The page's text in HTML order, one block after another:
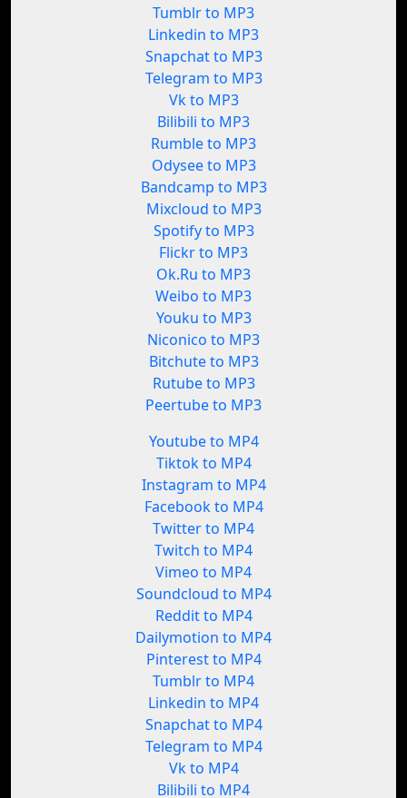
Tumblr to MP3
Linkedin to MP3
Snapchat to MP3
Telegram to MP3
Vk to MP3
Bilibili to MP3
Rumble to MP3
Odysee to MP3
Bandcamp to MP3
Mixcloud to MP3
Spotify to MP3
Flickr to MP3
Ok.Ru to MP3
Weibo to MP3
Youku to MP3
Niconico to MP3
Bitchute to MP3
Rutube to MP3
Peertube to MP3
Youtube to MP4
Tiktok to MP4
Instagram to MP4
Facebook to MP4
Twitter to MP4
Twitch to MP4
Vimeo to MP4
Soundcloud to MP4
Reddit to MP4
Dailymotion to MP4
Pinterest to MP4
Tumblr to MP4
Linkedin to MP4
Snapchat to MP4
Telegram to MP4
Vk to MP4
Bilibili to MP4